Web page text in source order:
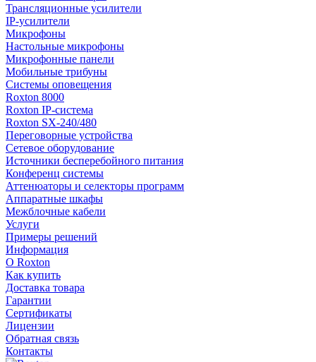
Трансляционные усилители
IP-усилители
Микрофоны
Настольные микрофоны
Микрофонные панели
Мобильные трибуны
Системы оповещения
Roxton 8000
Roxton IP-система
Roxton SX-240/480
Переговорные устройства
Сетевое оборудование
Источники бесперебойного питания
Конференц системы
Аттенюаторы и селекторы программ
Аппаратные шкафы
Межблочные кабели
Услуги
Примеры решений
Информация
О Roxton
Как купить
Доставка товара
Гарантии
Сертификаты
Лицензии
Обратная связь
Контакты